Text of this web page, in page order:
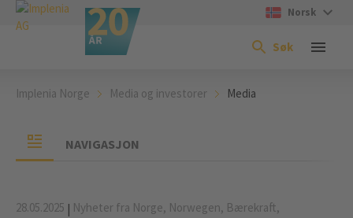
Norsk
Søk
Implenia Norge Media og investorer Media
NAVIGASJON
28.05.2025 | Nyheter fra Norge, Norwegen, Bærekraft,